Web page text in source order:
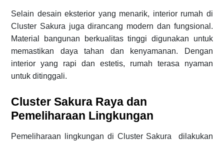
Selain desain eksterior yang menarik, interior rumah di
Cluster Sakura juga dirancang modern dan fungsional.
Material bangunan berkualitas tinggi digunakan untuk
memastikan daya tahan dan kenyamanan. Dengan
interior yang rapi dan estetis, rumah terasa nyaman
untuk ditinggali.
Cluster Sakura Raya dan
Pemeliharaan Lingkungan
Pemeliharaan lingkungan di Cluster Sakura dilakukan